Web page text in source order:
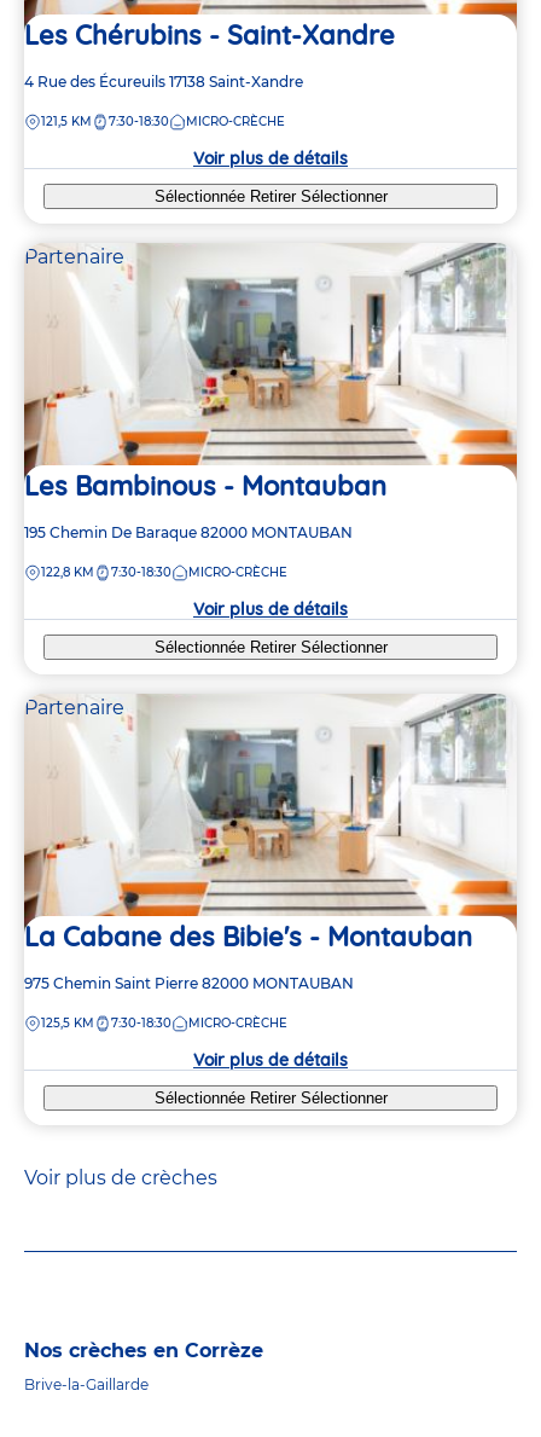
Les Chérubins - Saint-Xandre
Adresse
la
4 Rue des Écureuils 17138 Saint-Xandre
DISTANCE
121,5 KM 7:30-18:30 MICRO-CRÈCHE
Voir plus de détails
Sélectionnée Retirer Sélectionner
Partenaire
Les Bambinous - Montauban
Adresse
la
195 Chemin De Baraque 82000 MONTAUBAN
DISTANCE
122,8 KM 7:30-18:30 MICRO-CRÈCHE
Voir plus de détails
Sélectionnée Retirer Sélectionner
Partenaire
La Cabane des Bibie's - Montauban
Adresse
la
975 Chemin Saint Pierre 82000 MONTAUBAN
DISTANCE
125,5 KM 7:30-18:30 MICRO-CRÈCHE
Voir plus de détails
Sélectionnée Retirer Sélectionner
Voir plus de crèches
Nos crèches en Corrèze
Brive-la-Gaillarde